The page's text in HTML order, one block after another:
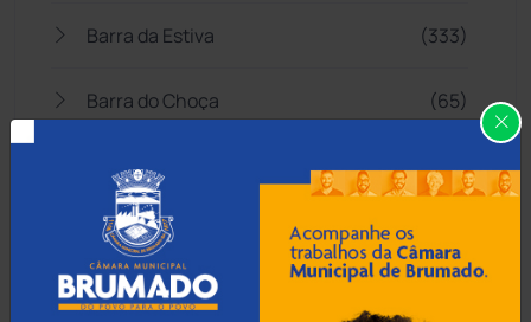
Barra da Estiva (333)
Barra do Choça (65)
Belo Campo (57)
Bom Jesus da Lapa
Boquira